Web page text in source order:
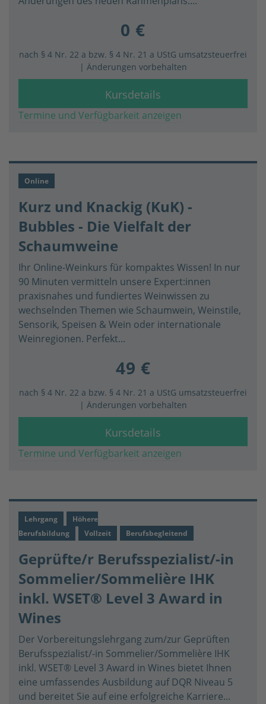
0 €
nach § 4 Nr. 22 a bzw. § 4 Nr. 21 a UStG umsatzsteuerfrei
| Änderungen vorbehalten
Kursdetails
Termine und Verfügbarkeit anzeigen
Online
Kurz und Knackig (KuK) -
Bubbles - Die Vielfalt der
Schaumweine
Ihr Online-Weinkurs für kompaktes Wissen! In nur
90 Minuten vermitteln unsere Expert:innen
praxisnahes und fundiertes Weinwissen zu
wechselnden Themen wie Schaumwein, Weinstile,
Sensorik, Speisen & Wein oder internationale
Weinregionen. Perfekt...
49 €
nach § 4 Nr. 22 a bzw. § 4 Nr. 21 a UStG umsatzsteuerfrei
| Änderungen vorbehalten
Kursdetails
Termine und Verfügbarkeit anzeigen
Lehrgang
Höhere
Berufsbildung
Vollzeit Berufsbegleitend
Geprüfte/r Berufsspezialist/-in
Sommelier/Sommelière IHK
inkl. WSET® Level 3 Award in
Wines
Der Vorbereitungslehrgang zum/zur Geprüften
Berufsspezialist/-in Sommelier/Sommelière IHK
inkl. WSET® Level 3 Award in Wines bietet Ihnen
eine umfassendes Ausbildung auf DQR Niveau 5
und bereitet Sie auf eine erfolgreiche Karriere...